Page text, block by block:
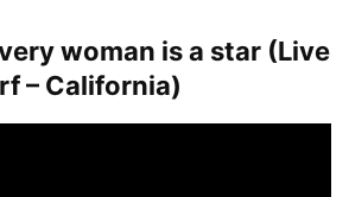
woman is a star (Live
– California)